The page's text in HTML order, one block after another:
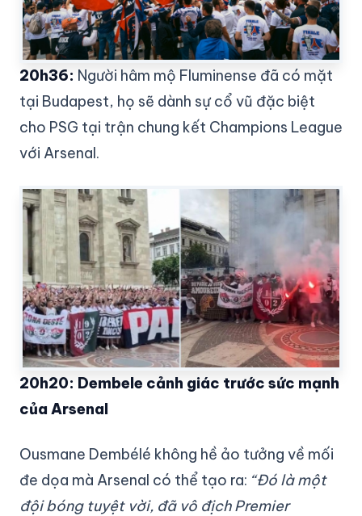
20h36: Người hâm mộ Fluminense đã có mặt
tại Budapest, họ sẽ dành sự cổ vũ đặc biệt
cho PSG tại trận chung kết Champions League
với Arsenal.
20h20: Dembele cảnh giác trước sức mạnh
của Arsenal
Ousmane Dembélé không hề ảo tưởng về mối
đe dọa mà Arsenal có thể tạo ra: “Đó là một
đội bóng tuyệt vời, đã vô địch Premier